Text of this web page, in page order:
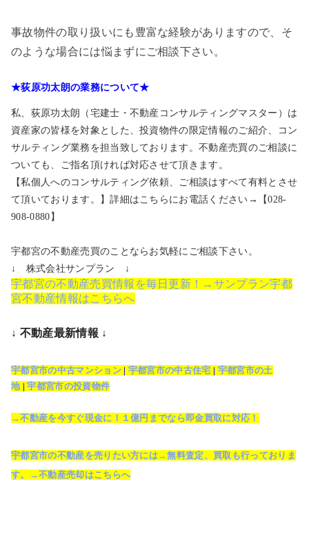
事故物件の取り扱いにも豊富な経験がありますので、そ
のような場合には悩まずにご相談下さい。
★荻原功太朗の業務について★
私、荻原功太朗（宅建士・不動産コンサルティングマスター）は
資産家の皆様を対象とした、投資物件の限定情報のご紹介、コン
サルティング業務を担当致しております。不動産売買のご相談に
ついても、ご指名頂ければ対応させて頂きます。
【私個人へのコンサルティング依頼、ご相談はすべて有料とさせ
て頂いております。】詳細はこちらにお電話ください→【028-
908-0880】
宇都宮の不動産売買のことならお気軽にご相談下さい。
↓ 株式会社サンプラン ↓
宇都宮の不動産売買情報を毎日更新！→サンプラン宇都
宮不動産情報はこちらへ
↓ 不動産最新情報 ↓
宇都宮市の中古マンション| 宇都宮市の中古住宅 | 宇都宮市の土
地|宇都宮市の投資物件
→不動産を今すぐ現金に！１億円までなら即金買取に対応！
宇都宮市の不動産を売りたい方には→無料査定、買取も行っておりま
す。→不動産売却はこちらへ